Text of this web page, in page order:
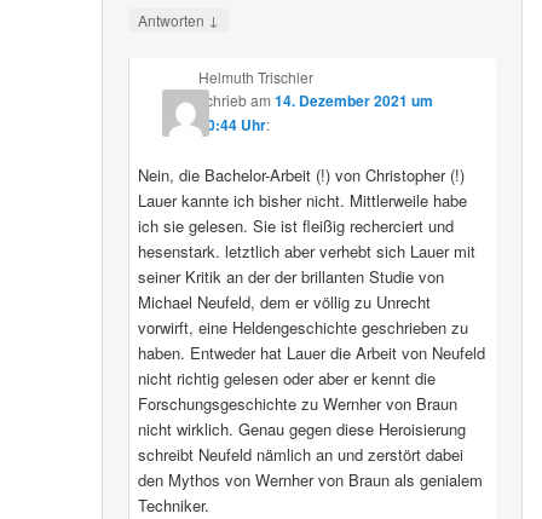
Antworten ↓
Helmuth Trischler
schriebam 14. Dezember 2021 um
20:44 Uhr:
Nein, die Bachelor-Arbeit (!) von Christopher (!)
Lauer kannte ich bisher nicht. Mittlerweile habe
ich sie gelesen. Sie ist fleißig recherciert und
hesenstark. letztlich aber verhebt sich Lauer mit
seiner Kritik an der der brillanten Studie von
Michael Neufeld, dem er völlig zu Unrecht
vorwirft, eine Heldengeschichte geschrieben zu
haben. Entweder hat Lauer die Arbeit von Neufeld
nicht richtig gelesen oder aber er kennt die
Forschungsgeschichte zu Wernher von Braun
nicht wirklich. Genau gegen diese Heroisierung
schreibt Neufeld nämlich an und zerstört dabei
den Mythos von Wernher von Braun als genialem
Techniker.